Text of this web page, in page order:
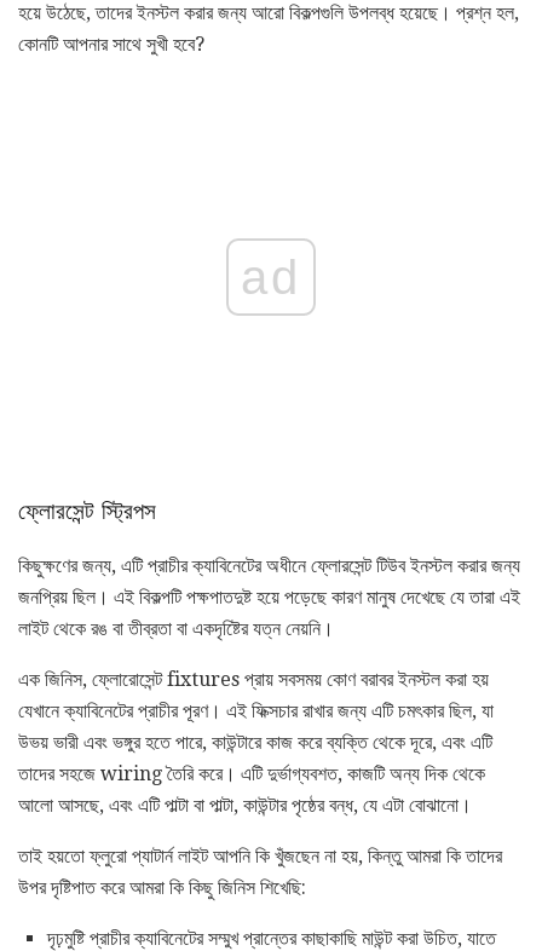
হয়ে উঠেছে, তাদের ইনস্টল করার জন্য আরো বিকল্পগুলি উপলব্ধ হয়েছে। প্রশ্ন হল,
কোনটি আপনার সাথে সুখী হবে?
ad
ফ্লোরসেন্ট স্ট্রিপস
কিছুক্ষণের জন্য, এটি প্রাচীর ক্যাবিনেটের অধীনে ফ্লোরসেন্ট টিউব ইনস্টল করার জন্য
জনপ্রিয় ছিল। এই বিকল্পটি পক্ষপাতদুষ্ট হয়ে পড়েছে কারণ মানুষ দেখেছে যে তারা এই
লাইট থেকে রঙ বা তীব্রতা বা একদৃষ্টিের যত্ন নেয়নি।
এক জিনিস, ফ্লোরোসেন্ট fixtures প্রায় সবসময় কোণ বরাবর ইনস্টল করা হয়
যেখানে ক্যাবিনেটের প্রাচীর পূরণ। এই ফিক্সচার রাখার জন্য এটি চমৎকার ছিল, যা
উভয় ভারী এবং ভঙ্গুর হতে পারে, কাউন্টারে কাজ করে ব্যক্তি থেকে দূরে, এবং এটি
তাদের সহজে wiring তৈরি করে। এটি দুর্ভাগ্যবশত, কাজটি অন্য দিক থেকে
আলো আসছে, এবং এটি পাল্টা বা পাল্টা, কাউন্টার পৃষ্ঠের বন্ধ, যে এটা বোঝানো।
তাই হয়তো ফ্লুরো প্যাটার্ন লাইট আপনি কি খুঁজছেন না হয়, কিন্তু আমরা কি তাদের
উপর দৃষ্টিপাত করে আমরা কি কিছু জিনিস শিখেছি:
দৃঢ়মুষ্টি প্রাচীর ক্যাবিনেটের সম্মুখ প্রান্তের কাছাকাছি মাউন্ট করা উচিত, যাতে